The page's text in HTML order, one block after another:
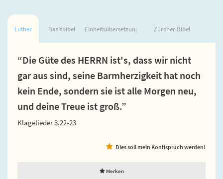
Luther Basisbibel Einheitsübersetzung Zürcher Bibel
“Die Güte des HERRN ist's, dass wir nicht
gar aus sind, seine Barmherzigkeit hat noch
kein Ende, sondern sie ist alle Morgen neu,
und deine Treue ist groß.”
Klagelieder 3,22-23
Dies soll mein Konfispruch werden!
Merken